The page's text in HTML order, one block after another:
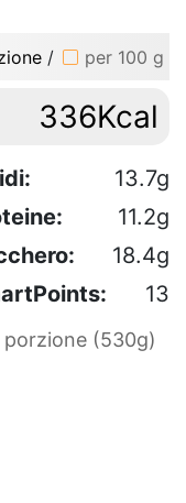
/ per 100 g
336Kcal
13.7g
11.2g
18.4g
13
(530g)